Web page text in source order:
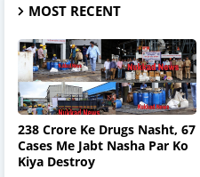
MOST RECENT
238 Crore Ke Drugs Nasht, 67
Cases Me Jabt Nasha Par Ko
Kiya Destroy